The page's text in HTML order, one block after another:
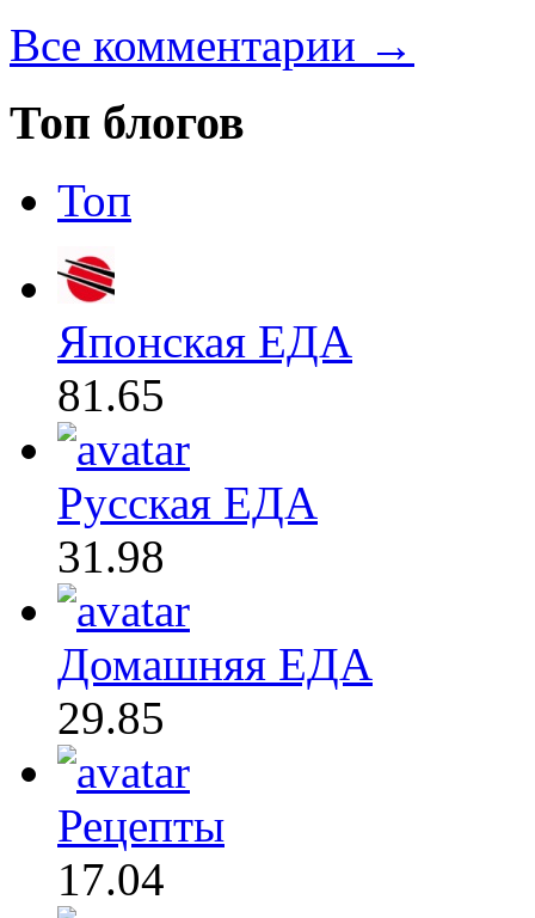
Все комментарии →
Топ блогов
Топ
Японская ЕДА
81.65
Русская ЕДА
31.98
Домашняя ЕДА
29.85
Рецепты
17.04